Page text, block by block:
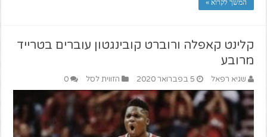
המשך לקרוא »
קלינט קאפלה ורוברט קובינגטון עוברים בטרייד
מרובע
שגיא רפאל 5 בפברואר 2020 הזווית לסל 0